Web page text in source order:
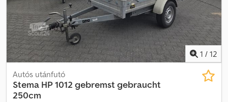
1 / 12
Autós utánfutó
Stema HP 1012 gebremst gebraucht
250cm